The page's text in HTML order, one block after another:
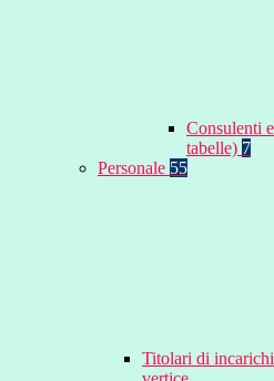
Consulenti
tabelle) 7
Personale 55
Titolari di